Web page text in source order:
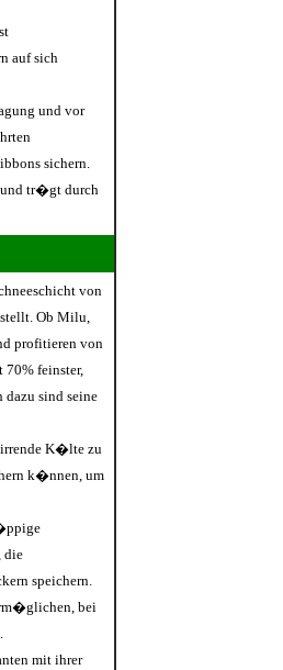
auf sich
und vor
sichern.
und tr�gt durch
von
Ob Milu,
profitieren von
70% feinster,
sind seine
K�lte zu
k�nnen, um
die
speichern.
bei
mit ihrer